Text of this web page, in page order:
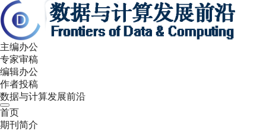
主编办公
专家审稿
编辑办公
作者投稿
数据与计算发展前沿
首页
期刊简介